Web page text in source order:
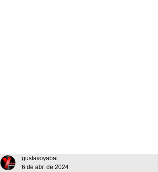
gustavoyabai
6 de abr. de 2024